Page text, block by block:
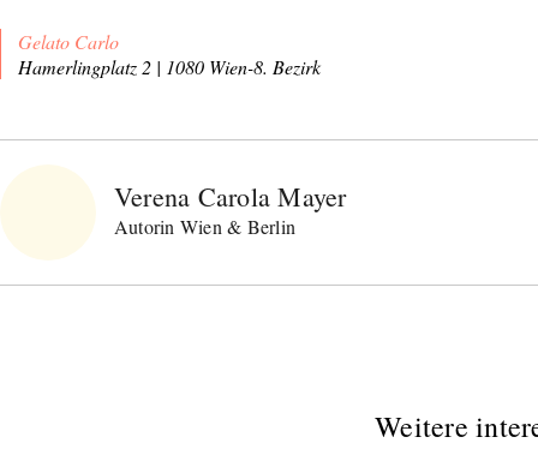
Gelato Carlo
Hamerlingplatz 2 | 1080 Wien-8. Bezirk
Verena Carola Mayer
Autorin Wien & Berlin
Weitere